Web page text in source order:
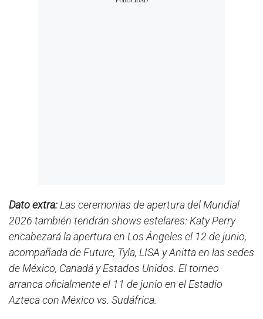
Dato extra: Las ceremonias de apertura del Mundial
2026 también tendrán shows estelares: Katy Perry
encabezará la apertura en Los Ángeles el 12 de junio,
acompañada de Future, Tyla, LISA y Anitta en las sedes
de México, Canadá y Estados Unidos. El torneo
arranca oficialmente el 11 de junio en el Estadio
Azteca con México vs. Sudáfrica.